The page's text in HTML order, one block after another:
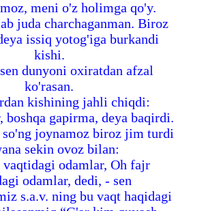
meni o'z holimga qo'y.
juda charchaganman. Biroz
issiq yotog'iga burkandi
kishi.
dunyoni oxiratdan afzal
ko'rasan.
kishining jahli chiqdi:
gapirma, deya baqirdi.
so'ng joynamoz biroz jim turdi
sekin ovoz bilan:
odamlar, Oh fajr
odamlar, dedi, - sen
s.a.v. ning bu vaqt haqidagi